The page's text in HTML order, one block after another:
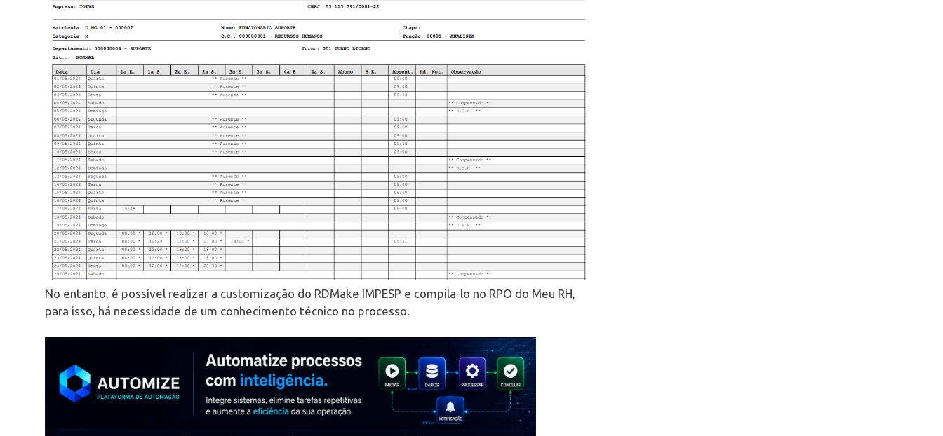
No entanto, é possível realizar a customização do RDMake IMPESP e compila-lo no RPO do Meu RH,
para isso, há necessidade de um conhecimento técnico no processo.